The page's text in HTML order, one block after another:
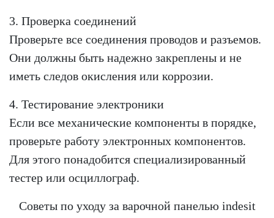
3. Проверка соединений
Проверьте все соединения проводов и разъемов.
Они должны быть надежно закреплены и не
иметь следов окисления или коррозии.
4. Тестирование электроники
Если все механические компоненты в порядке,
проверьте работу электронных компонентов.
Для этого понадобится специализированный
тестер или осциллограф.
Советы по уходу за варочной панелью indesit